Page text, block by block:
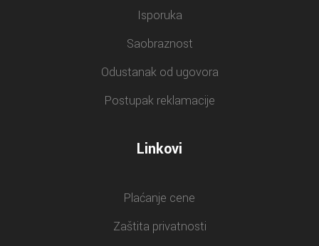
Isporuka
Saobraznost
Odustanak od ugovora
Postupak reklamacije
Linkovi
Plaćanje cene
Zaštita privatnosti